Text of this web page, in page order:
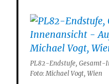
PL82-Endstufe, Gesamt-
Foto: Michael Vogt, Wien